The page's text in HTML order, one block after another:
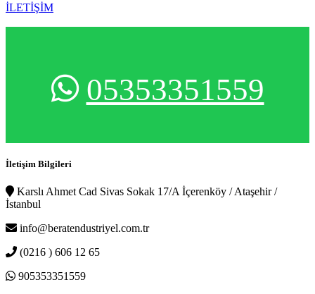
İLETİŞİM
05353351559
İletişim Bilgileri
Karslı Ahmet Cad Sivas Sokak 17/A İçerenköy / Ataşehir /
İstanbul
info@beratendustriyel.com.tr
(0216 ) 606 12 65
905353351559